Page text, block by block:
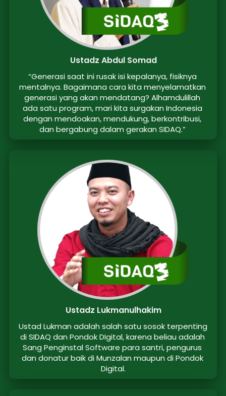
Ustadz Abdul Somad
“Generasi saat ini rusak isi kepalanya, fisiknya
mentalnya. Bagaimana cara kita menyelamatkan
generasi yang akan mendatang? Alhamdulillah
ada satu program, mari kita surgakan Indonesia
dengan mendoakan, mendukung, berkontribusi,
dan bergabung dalam gerakan SIDAQ.”
Ustadz Lukmanulhakim
Ustad Lukman adalah salah satu sosok terpenting
di SIDAQ dan Pondok DIgital, karena beliau adalah
Sang Penginstal Software para santri, pengurus
dan donatur baik di Munzalan maupun di Pondok
Digital.